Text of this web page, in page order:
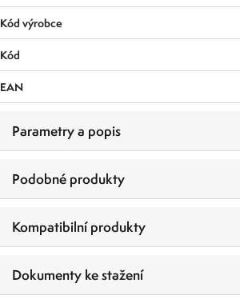
Kód výrobce
Kód
EAN
Parametry a popis
Podobné produkty
Kompatibilní produkty
Dokumenty ke stažení